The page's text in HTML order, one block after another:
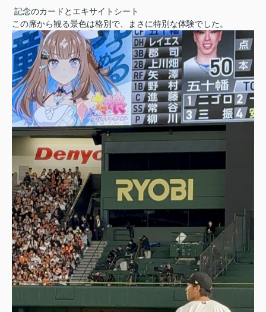
記念のカードとエキサイトシート
この席から観る景色は格別で、まさに特別な体験でした。